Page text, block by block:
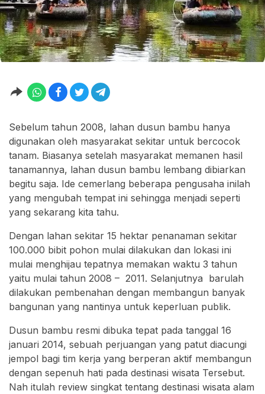
Sebelum tahun 2008, lahan dusun bambu hanya
digunakan oleh masyarakat sekitar untuk bercocok
tanam. Biasanya setelah masyarakat memanen hasil
tanamannya, lahan dusun bambu lembang dibiarkan
begitu saja. Ide cemerlang beberapa pengusaha inilah
yang mengubah tempat ini sehingga menjadi seperti
yang sekarang kita tahu.
Dengan lahan sekitar 15 hektar penanaman sekitar
100.000 bibit pohon mulai dilakukan dan lokasi ini
mulai menghijau tepatnya memakan waktu 3 tahun
yaitu mulai tahun 2008 – 2011. Selanjutnya barulah
dilakukan pembenahan dengan membangun banyak
bangunan yang nantinya untuk keperluan publik.
Dusun bambu resmi dibuka tepat pada tanggal 16
januari 2014, sebuah perjuangan yang patut diacungi
jempol bagi tim kerja yang berperan aktif membangun
dengan sepenuh hati pada destinasi wisata Tersebut.
Nah itulah review singkat tentang destinasi wisata alam